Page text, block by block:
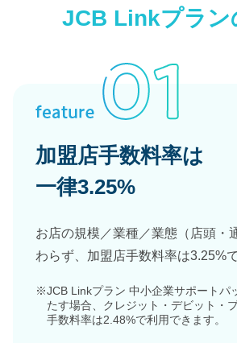
JCB Linkプラン
加盟店手数料率は
一律3.25%
お店の規模／業種／業態（店頭・
わらず、加盟店手数料率は3.25%
※JCB Linkプラン 中小企業サポートパ
たす場合、クレジット・デビット・
手数料率は2.48%で利用できます。